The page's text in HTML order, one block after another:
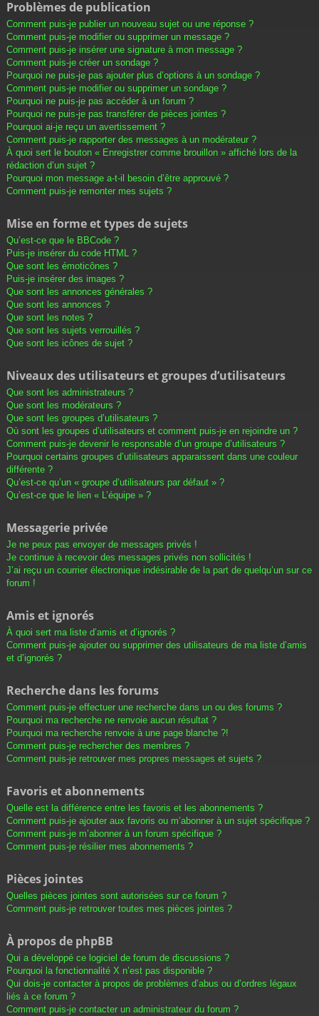
Problèmes de publication
Comment puis-je publier un nouveau sujet ou une réponse ?
Comment puis-je modifier ou supprimer un message ?
Comment puis-je insérer une signature à mon message ?
Comment puis-je créer un sondage ?
Pourquoi ne puis-je pas ajouter plus d’options à un sondage ?
Comment puis-je modifier ou supprimer un sondage ?
Pourquoi ne puis-je pas accéder à un forum ?
Pourquoi ne puis-je pas transférer de pièces jointes ?
Pourquoi ai-je reçu un avertissement ?
Comment puis-je rapporter des messages à un modérateur ?
À quoi sert le bouton « Enregistrer comme brouillon » affiché lors de la
rédaction d’un sujet ?
Pourquoi mon message a-t-il besoin d’être approuvé ?
Comment puis-je remonter mes sujets ?
Mise en forme et types de sujets
Qu’est-ce que le BBCode ?
Puis-je insérer du code HTML ?
Que sont les émoticônes ?
Puis-je insérer des images ?
Que sont les annonces générales ?
Que sont les annonces ?
Que sont les notes ?
Que sont les sujets verrouillés ?
Que sont les icônes de sujet ?
Niveaux des utilisateurs et groupes d’utilisateurs
Que sont les administrateurs ?
Que sont les modérateurs ?
Que sont les groupes d’utilisateurs ?
Où sont les groupes d’utilisateurs et comment puis-je en rejoindre un ?
Comment puis-je devenir le responsable d’un groupe d’utilisateurs ?
Pourquoi certains groupes d’utilisateurs apparaissent dans une couleur
différente ?
Qu’est-ce qu’un « groupe d’utilisateurs par défaut » ?
Qu’est-ce que le lien « L’équipe » ?
Messagerie privée
Je ne peux pas envoyer de messages privés !
Je continue à recevoir des messages privés non sollicités !
J’ai reçu un courrier électronique indésirable de la part de quelqu’un sur ce
forum !
Amis et ignorés
À quoi sert ma liste d’amis et d’ignorés ?
Comment puis-je ajouter ou supprimer des utilisateurs de ma liste d’amis
et d’ignorés ?
Recherche dans les forums
Comment puis-je effectuer une recherche dans un ou des forums ?
Pourquoi ma recherche ne renvoie aucun résultat ?
Pourquoi ma recherche renvoie à une page blanche ?!
Comment puis-je rechercher des membres ?
Comment puis-je retrouver mes propres messages et sujets ?
Favoris et abonnements
Quelle est la différence entre les favoris et les abonnements ?
Comment puis-je ajouter aux favoris ou m’abonner à un sujet spécifique ?
Comment puis-je m’abonner à un forum spécifique ?
Comment puis-je résilier mes abonnements ?
Pièces jointes
Quelles pièces jointes sont autorisées sur ce forum ?
Comment puis-je retrouver toutes mes pièces jointes ?
À propos de phpBB
Qui a développé ce logiciel de forum de discussions ?
Pourquoi la fonctionnalité X n’est pas disponible ?
Qui dois-je contacter à propos de problèmes d’abus ou d’ordres légaux
liés à ce forum ?
Comment puis-je contacter un administrateur du forum ?